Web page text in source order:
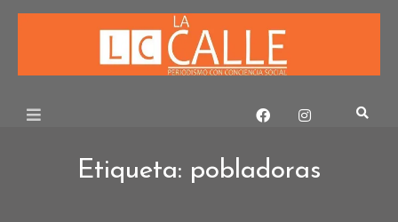
Skip
Etiqueta: pobladoras